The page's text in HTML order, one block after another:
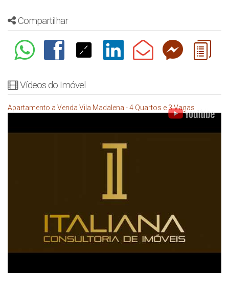
Compartilhar
Vídeos do Imóvel
Apartamento a Venda Vila Madalena - 4 Quartos e 3 Vagas